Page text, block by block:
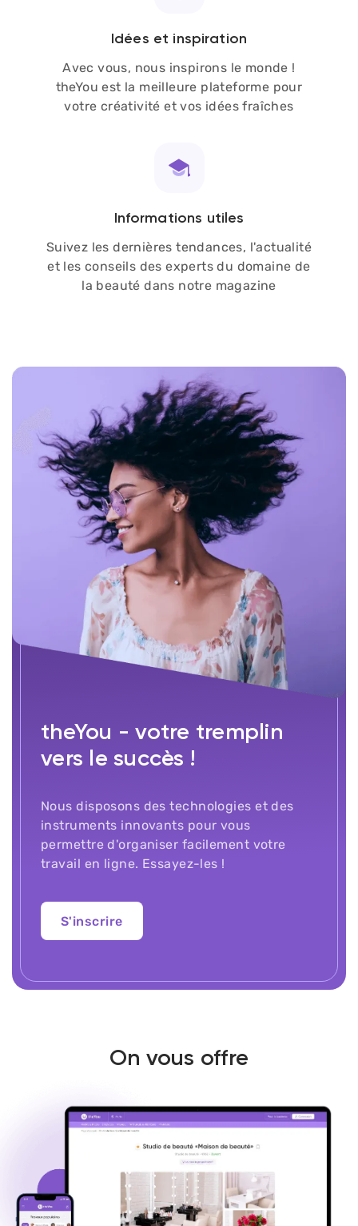
Idées et inspiration
Avec vous, nous inspirons le monde !
theYou est la meilleure plateforme pour
votre créativité et vos idées fraîches
Informations utiles
Suivez les dernières tendances, l'actualité
et les conseils des experts du domaine de
la beauté dans notre magazine
theYou - votre tremplin
vers le succès !
Nous disposons des technologies et des
instruments innovants pour vous
permettre d'organiser facilement votre
travail en ligne. Essayez-les !
S'inscrire
On vous offre